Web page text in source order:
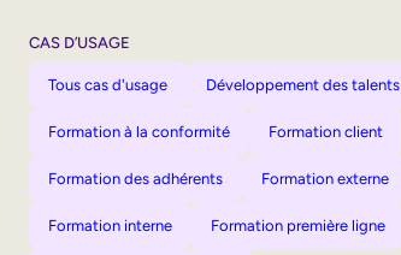
CAS D’USAGE
Tous cas d'usage Développement des talents
Formation à la conformité Formation client
Formation des adhérents Formation externe
Formation interne Formation première ligne